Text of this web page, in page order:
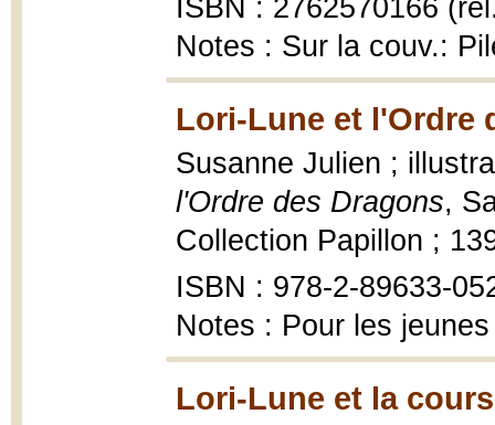
ISBN : 2762570166
Notes : Sur la couv.:
Lori-Lune et l'Ordre
Susanne Julien ;
l'Ordre des Dragons,
Collection Papillon ;
ISBN : 978-2-89633-
Notes : Pour les
Lori-Lune et la